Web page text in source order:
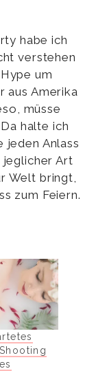
habe ich
verstehen
um
aus Amerika
müsse
halte ich
jeden Anlass
jeglicher Art
Welt bringt,
zum Feiern.